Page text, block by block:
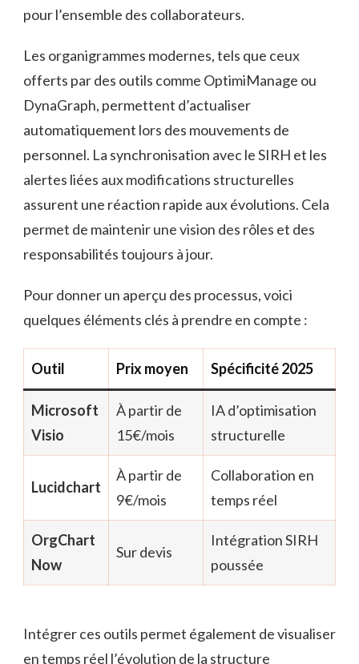
pour l’ensemble des collaborateurs.
Les organigrammes modernes, tels que ceux
offerts par des outils comme OptimiManage ou
DynaGraph, permettent d’actualiser
automatiquement lors des mouvements de
personnel. La synchronisation avec le SIRH et les
alertes liées aux modifications structurelles
assurent une réaction rapide aux évolutions. Cela
permet de maintenir une vision des rôles et des
responsabilités toujours à jour.
Pour donner un aperçu des processus, voici
quelques éléments clés à prendre en compte :
Outil Prix moyen Spécificité 2025
Microsoft
Visio
À partir de
15€/mois
IA d’optimisation
structurelle
Lucidchart
À partir de
9€/mois
Collaboration en
temps réel
OrgChart
Now
Sur devis
Intégration SIRH
poussée
Intégrer ces outils permet également de visualiser
en temps réel l’évolution de la structure